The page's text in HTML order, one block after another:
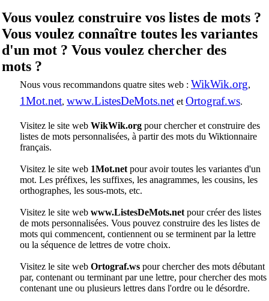
Vous voulez construire vos listes de mots ?
Vous voulez connaître toutes les variantes
d'un mot ? Vous voulez chercher des
mots ?
Nous vous recommandons quatre sites web : WikWik.org,
1Mot.net, www.ListesDeMots.net et Ortograf.ws.
Visitez le site web WikWik.org pour chercher et construire des
listes de mots personnalisées, à partir des mots du Wiktionnaire
français.
Visitez le site web 1Mot.net pour avoir toutes les variantes d'un
mot. Les préfixes, les suffixes, les anagrammes, les cousins, les
orthographes, les sous-mots, etc.
Visitez le site web www.ListesDeMots.net pour créer des listes
de mots personnalisées. Vous pouvez construire des les listes de
mots qui commencent, contiennent ou se terminent par la lettre
ou la séquence de lettres de votre choix.
Visitez le site web Ortograf.ws pour chercher des mots débutant
par, contenant ou terminant par une lettre, pour chercher des mots
contenant une ou plusieurs lettres dans l'ordre ou le désordre.